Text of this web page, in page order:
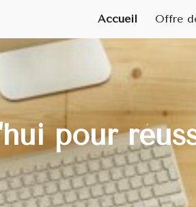
Skip to
Accueil Offre
pour